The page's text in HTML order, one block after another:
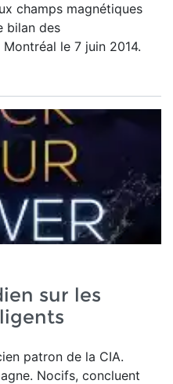
champs magnétiques
bilan des
le 7 juin 2014.
sur les
patron de la CIA.
Nocifs, concluent